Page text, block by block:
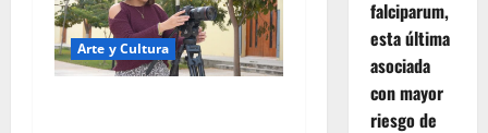
Arte y Cultura
falciparum,
esta última
asociada
con mayor
riesgo de